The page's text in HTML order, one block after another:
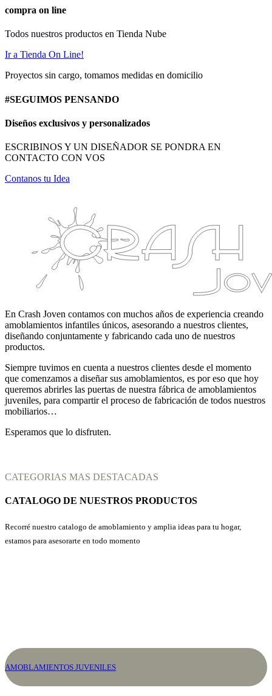
compra on line
Todos nuestros productos en Tienda Nube
Ir a Tienda On Line!
Proyectos sin cargo, tomamos medidas en domicilio
#SEGUIMOS PENSANDO
Diseños exclusivos y personalizados
ESCRIBINOS Y UN DISEÑADOR SE PONDRA EN
CONTACTO CON VOS
Contanos tu Idea
En Crash Joven contamos con muchos años de experiencia creando
amoblamientos infantiles únicos, asesorando a nuestros clientes,
diseñando conjuntamente y fabricando cada uno de nuestros
productos.
Siempre tuvimos en cuenta a nuestros clientes desde el momento
que comenzamos a diseñar sus amoblamientos, es por eso que hoy
queremos abrirles las puertas de nuestra fábrica de amoblamientos
juveniles, para compartir el proceso de fabricación de todos nuestros
mobiliarios…
Esperamos que lo disfruten.
CATEGORIAS MAS DESTACADAS
CATALOGO DE NUESTROS PRODUCTOS
Recorré nuestro catalogo de amoblamiento y amplia ideas para tu hogar,
estamos para asesorarte en todo momento
AMOBLAMIENTOS JUVENILES